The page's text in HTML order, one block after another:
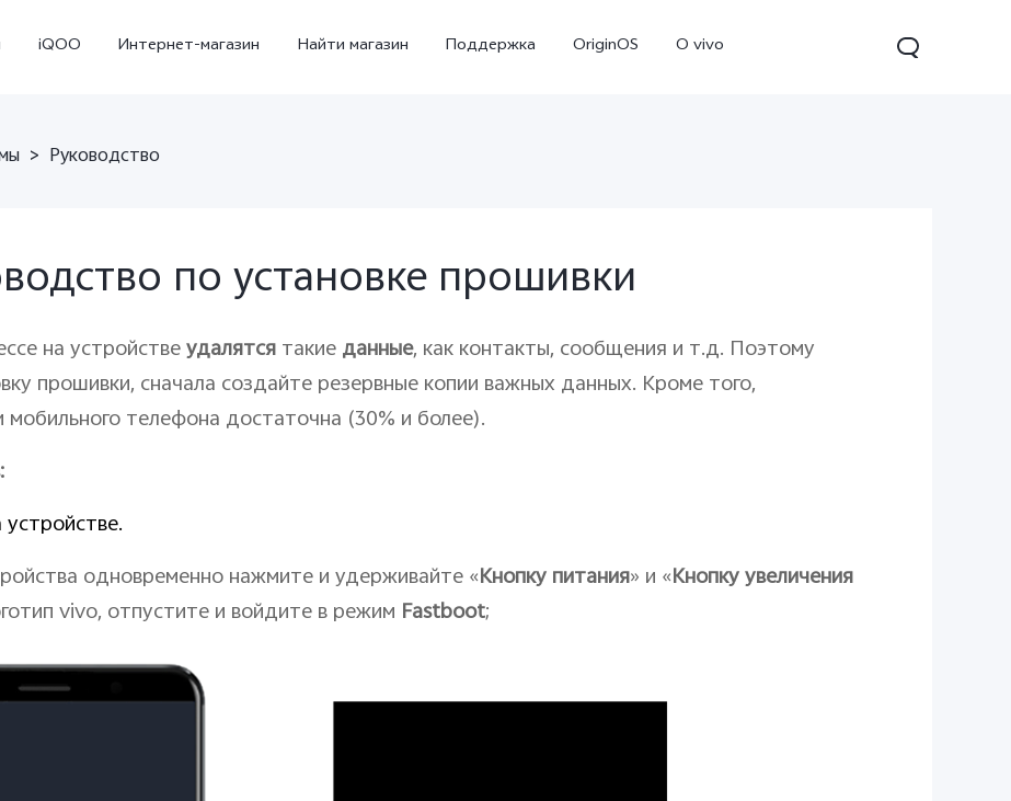
iQOO Интернет-магазин Найти магазин Поддержка OriginOS O vivo
V70 Y31d
> Руководство
по установке прошивки
на устройствеудалятсятакиеданные, как контакты, сообщения и т.д. Поэтому
прошивки, сначала создайте резервные копии важных данных. Кроме того,
телефона достаточна (30% и более).
:
одновременно нажмите и удерживайте «Кнопку питания» и «Кнопку увеличения
vivo, отпустите и войдите в режим Fastboot;